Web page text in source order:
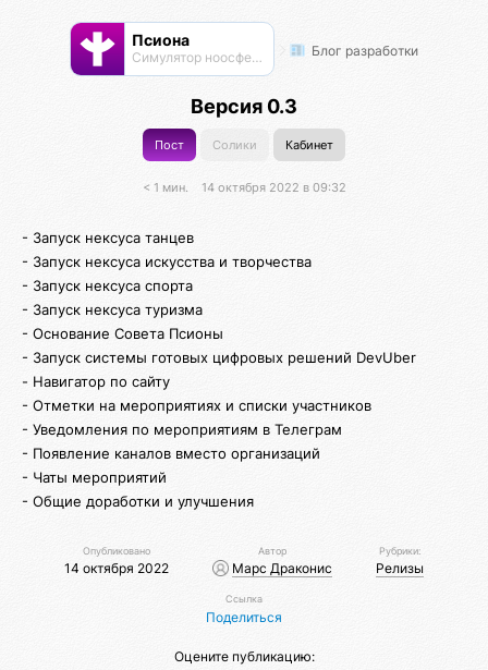
Псиона
Cимулятор ноосферы Блог разработки
Версия 0.3
Пост Солики Кабинет
< 1 мин. 14 октября 2022 в 09:32
- Запуск нексуса танцев
- Запуск нексуса искусства и творчества
- Запуск нексуса спорта
- Запуск нексуса туризма
- Основание Совета Псионы
- Запуск системы готовых цифровых решений DevUber
- Навигатор по сайту
- Отметки на мероприятиях и списки участников
- Уведомления по мероприятиям в Телеграм
- Появление каналов вместо организаций
- Чаты мероприятий
- Общие доработки и улучшения
Опубликовано
14 октября 2022
Автор
Марс Драконис
Рубрики:
Релизы
Ссылка
Поделиться
Оцените публикацию: